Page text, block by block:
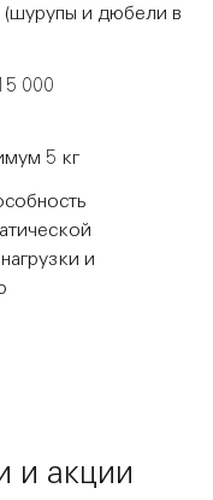
(шурупы и дюбели в
000
5 кг
и
и акции